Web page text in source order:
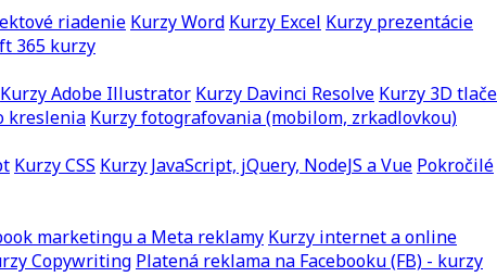
riadenie Kurzy Word Kurzy Excel Kurzy prezentácie
365 kurzy
Kurzy Adobe Illustrator Kurzy Davinci Resolve Kurzy 3D tlače
kreslenia Kurzy fotografovania (mobilom, zrkadlovkou)
Kurzy CSS Kurzy JavaScript, jQuery, NodeJS a Vue Pokročilé
marketingu a Meta reklamy Kurzy internet a online
Copywriting Platená reklama na Facebooku (FB) - kurzy